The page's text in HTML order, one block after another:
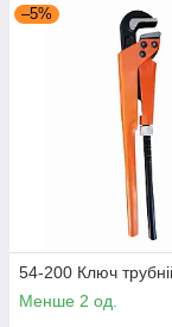
–5%
54-200 Ключ
Менше 2 од.